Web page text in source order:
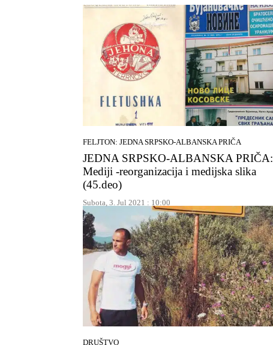
FELJTON: JEDNA SRPSKO-ALBANSKA PRIČA
JEDNA SRPSKO-ALBANSKA PRIČA:
Mediji -reorganizacija i medijska slika
(45.deo)
Subota, 3. Jul 2021 : 10:00
DRUŠTVO